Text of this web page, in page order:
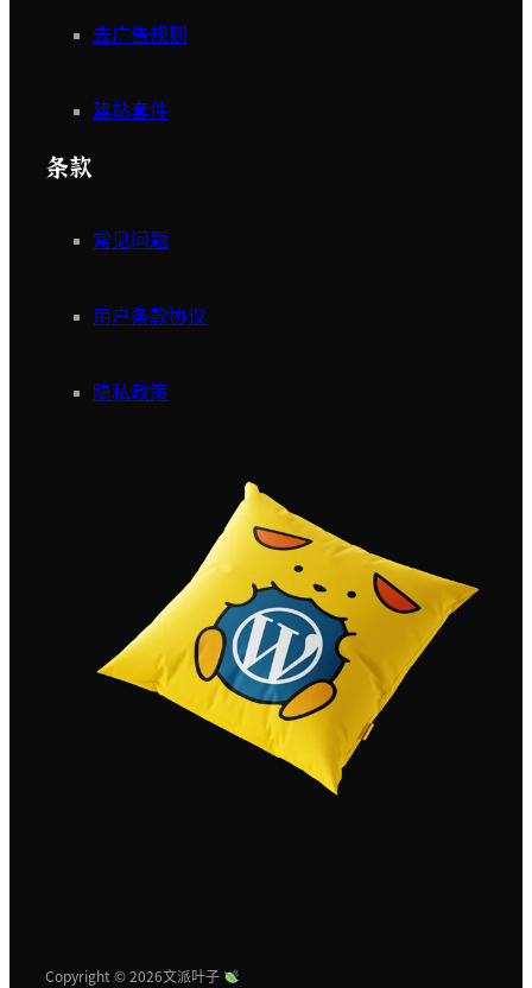
去广告规则
建站套件
条款
常见问题
用户条款协议
隐私政策
Copyright © 2026文派叶子